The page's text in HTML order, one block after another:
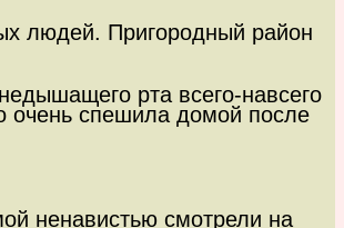
людей. Пригородный район
рта всего-навсего
очень спешила домой после
ненавистью смотрели на